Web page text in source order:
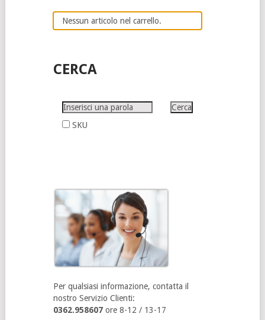
Nessun articolo nel carrello.
CERCA
SKU
Per qualsiasi informazione, contatta il
nostro Servizio Clienti:
0362.958607ore 8-12 / 13-17